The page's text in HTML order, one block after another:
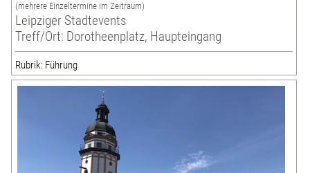
(mehrere Einzeltermine im Zeitraum)
Leipziger Stadtevents
Treff/Ort: Dorotheenplatz, Haupteingang
Rubrik: Führung